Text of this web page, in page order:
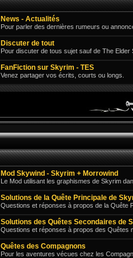
News - Actualités
Pour parler des dernières rumeurs ou
Discuter de tout
Pour discuter de tous sujet sauf de The Elder
FanFiction sur Skyrim - TES
Venez partager vos écrits, courts ou longs.
Mod Skywind - Skyrim + Morrowind
Le Mod utilisant les graphismes de Skyrim
Solutions de la Quête Principale de
Questions et réponses à propos de la Quête
Solutions des Quêtes Secondaires de
Questions et réponses à propos des Quêtes
Quêtes des Compagnons
Pour les aventures vécues chez les